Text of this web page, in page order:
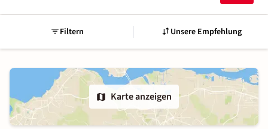
Filtern Unsere Empfehlung
Karte anzeigen